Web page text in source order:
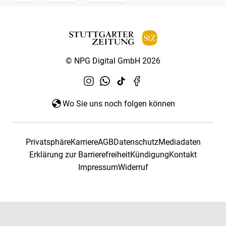
© NPG Digital GmbH 2026
Wo Sie uns noch folgen können
PrivatsphäreKarriereAGBDatenschutzMediadaten
Erklärung zur BarrierefreiheitKündigungKontakt
ImpressumWiderruf